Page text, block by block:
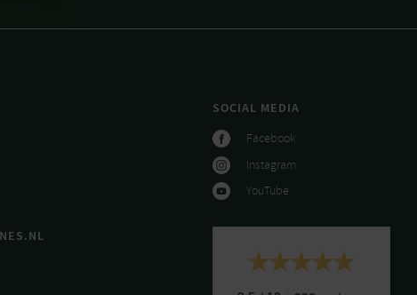
SOCIAL MEDIA
Facebook
Instagram
YouTube